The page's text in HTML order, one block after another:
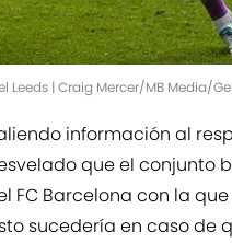
| Craig Mercer/MB Media/
información al
que el conjunto
FC Barcelona con la
sucedería en caso de